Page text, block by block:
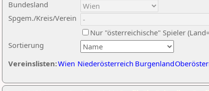
Sortierung
Bundesland
Spgem./Kreis/Verein
Nur "österreichische" Spieler
Vereinslisten:Wien Niederösterreich Burgenland